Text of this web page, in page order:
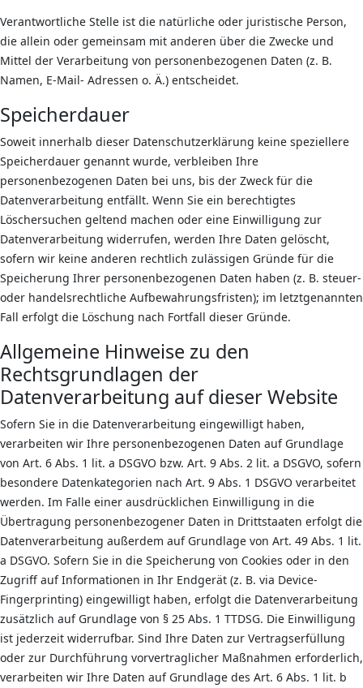
Verantwortliche Stelle ist die natürliche oder juristische Person,
die allein oder gemeinsam mit anderen über die Zwecke und
Mittel der Verarbeitung von personenbezogenen Daten (z. B.
Namen, E-Mail- Adressen o. Ä.) entscheidet.
Speicherdauer
Soweit innerhalb dieser Datenschutzerklärung keine speziellere
Speicherdauer genannt wurde, verbleiben Ihre
personenbezogenen Daten bei uns, bis der Zweck für die
Datenverarbeitung entfällt. Wenn Sie ein berechtigtes
Löschersuchen geltend machen oder eine Einwilligung zur
Datenverarbeitung widerrufen, werden Ihre Daten gelöscht,
sofern wir keine anderen rechtlich zulässigen Gründe für die
Speicherung Ihrer personenbezogenen Daten haben (z. B. steuer-
oder handelsrechtliche Aufbewahrungsfristen); im letztgenannten
Fall erfolgt die Löschung nach Fortfall dieser Gründe.
Allgemeine Hinweise zu den
Rechtsgrundlagen der
Datenverarbeitung auf dieser Website
Sofern Sie in die Datenverarbeitung eingewilligt haben,
verarbeiten wir Ihre personenbezogenen Daten auf Grundlage
von Art. 6 Abs. 1 lit. a DSGVO bzw. Art. 9 Abs. 2 lit. a DSGVO, sofern
besondere Datenkategorien nach Art. 9 Abs. 1 DSGVO verarbeitet
werden. Im Falle einer ausdrücklichen Einwilligung in die
Übertragung personenbezogener Daten in Drittstaaten erfolgt die
Datenverarbeitung außerdem auf Grundlage von Art. 49 Abs. 1 lit.
a DSGVO. Sofern Sie in die Speicherung von Cookies oder in den
Zugriff auf Informationen in Ihr Endgerät (z. B. via Device-
Fingerprinting) eingewilligt haben, erfolgt die Datenverarbeitung
zusätzlich auf Grundlage von § 25 Abs. 1 TTDSG. Die Einwilligung
ist jederzeit widerrufbar. Sind Ihre Daten zur Vertragserfüllung
oder zur Durchführung vorvertraglicher Maßnahmen erforderlich,
verarbeiten wir Ihre Daten auf Grundlage des Art. 6 Abs. 1 lit. b